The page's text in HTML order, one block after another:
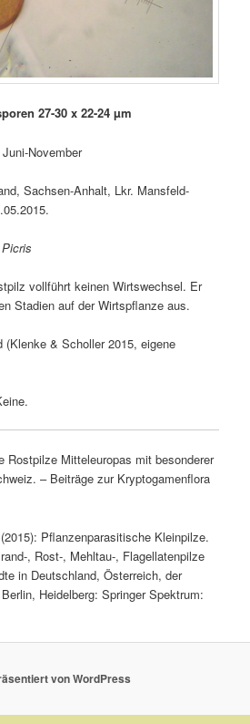
27-30 x 22-24 µm
Juni-November
Sachsen-Anhalt, Lkr. Mansfeld-
Picris
vollführt keinen Wirtswechsel. Er
Stadien auf der Wirtspflanze aus.
(Klenke & Scholler 2015, eigene
Rostpilze Mitteleuropas mit besonderer
– Beiträge zur Kryptogamenflora
Pflanzenparasitische Kleinpilze.
, Rost-, Mehltau-, Flagellatenpilze
in Deutschland, Österreich, der
Heidelberg: Springer Spektrum:
von WordPress